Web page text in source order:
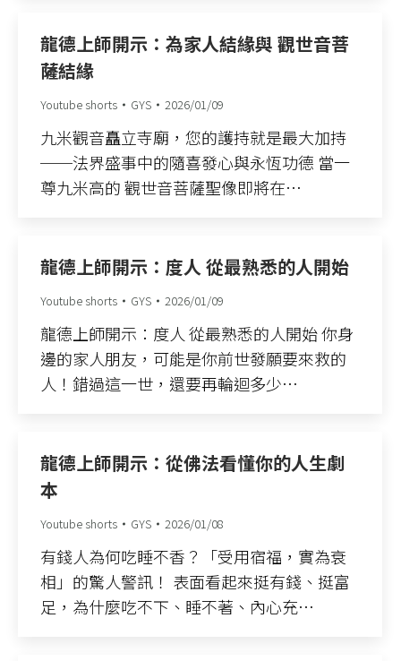
龍德上師開示：為家人結緣與 觀世音菩
薩結緣
Youtube shorts GYS 2026/01/09
九米觀音矗立寺廟，您的護持就是最大加持
──法界盛事中的隨喜發心與永恆功德 當一
尊九米高的 觀世音菩薩聖像即將在…
龍德上師開示：度人 從最熟悉的人開始
Youtube shorts GYS 2026/01/09
龍德上師開示：度人 從最熟悉的人開始 你身
邊的家人朋友，可能是你前世發願要來救的
人！錯過這一世，還要再輪迴多少…
龍德上師開示：從佛法看懂你的人生劇
本
Youtube shorts GYS 2026/01/08
有錢人為何吃睡不香？「受用宿福，實為衰
相」的驚人警訊！ 表面看起來挺有錢、挺富
足，為什麼吃不下、睡不著、內心充…